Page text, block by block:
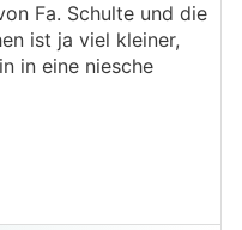
Fa. Schulte und die
ist ja viel kleiner,
in eine niesche